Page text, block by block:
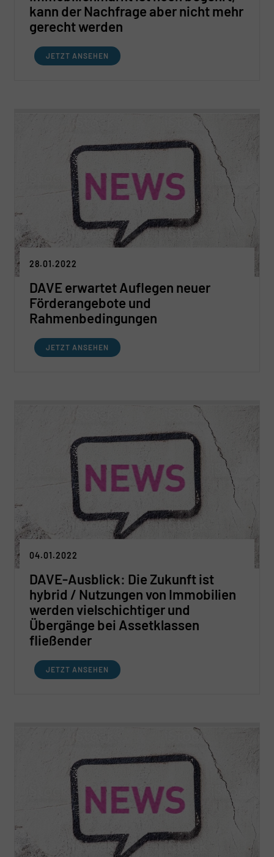
kann der Nachfrage aber nicht mehr
gerecht werden
JETZT ANSEHEN
28.01.2022
DAVE erwartet Auflegen neuer
Förderangebote und
Rahmenbedingungen
JETZT ANSEHEN
04.01.2022
DAVE-Ausblick: Die Zukunft ist
hybrid / Nutzungen von Immobilien
werden vielschichtiger und
Übergänge bei Assetklassen
fließender
JETZT ANSEHEN